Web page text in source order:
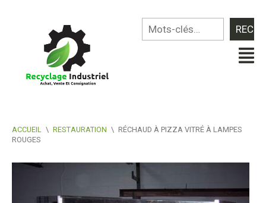
ACCUEIL \ RESTAURATION \ RÉCHAUD À PIZZA VITRÉ À LAMPES
ROUGES